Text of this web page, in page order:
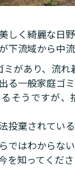
しく綺麗な日
下流域から中
があり、流れ
る一般家庭ゴミ
そうですが
投棄されてい
ではわからない
を知ってくださ